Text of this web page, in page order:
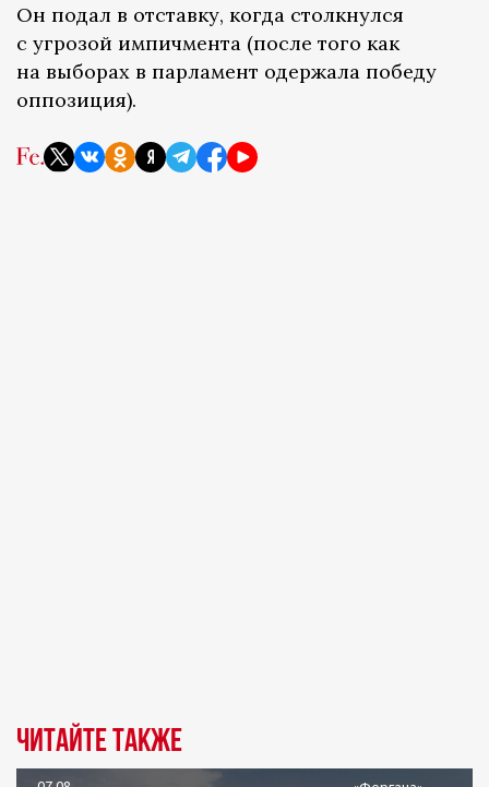
Он подал в отставку, когда столкнулся
с угрозой импичмента (после того как
на выборах в парламент одержала победу
оппозиция).
Читайте также